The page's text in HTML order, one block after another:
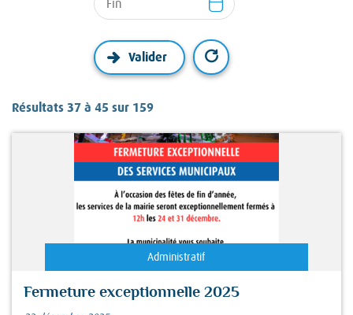
Résultats 37 à 45 sur 159
Administratif
Fermeture exceptionnelle 2025